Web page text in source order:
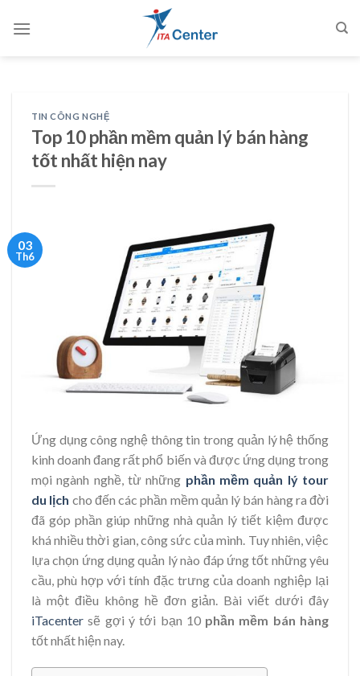
TIN CÔNG NGHỆ
Top 10 phần mềm quản lý bán hàng
tốt nhất hiện nay
03
Th6
Ứng dụng công nghệ thông tin trong quản lý hệ thống
kinh doanh đang rất phổ biến và được ứng dụng trong
mọi ngành nghề, từ những phần mềm quản lý tour
du lịch cho đến cácphần mềm quản lý bán hàngra đời
đã góp phần giúp những nhà quản lý tiết kiệm được
khá nhiều thời gian, công sức của mình. Tuy nhiên, việc
lựa chọn ứng dụng quản lý nào đáp ứng tốt những yêu
cầu, phù hợp với tính đặc trưng của doanh nghiệp lại
là một điều không hề đơn giản. Bài viết dưới đây
iTacenter sẽ gợi ý tới bạn 10 phần mềm bán hàng
tốt nhất hiện nay.